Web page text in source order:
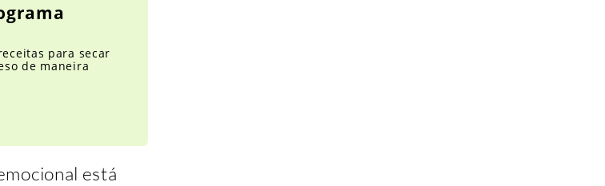
para secar
de maneira
está